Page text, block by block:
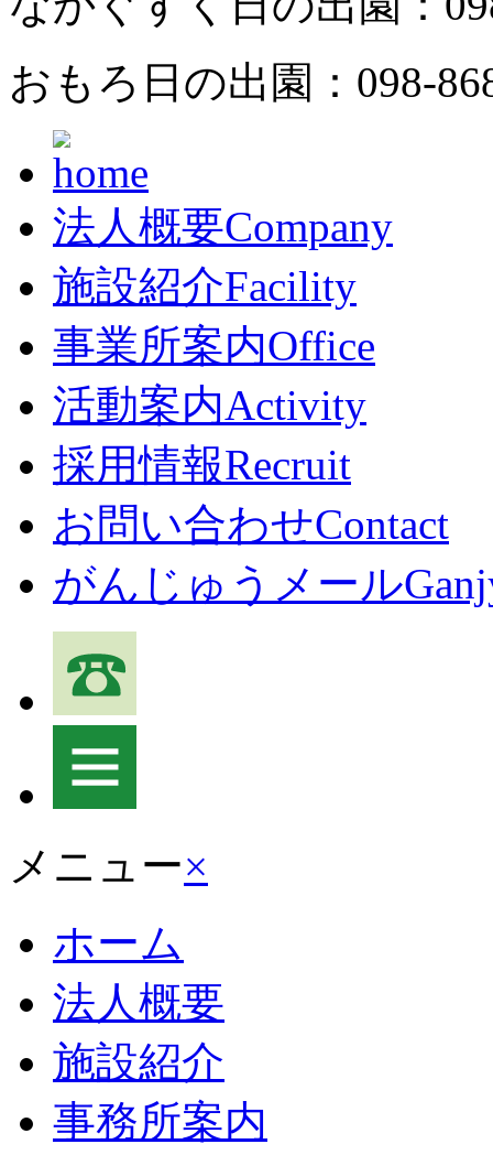
おもろ日の出園： 098-
法人概要Company
施設紹介Facility
事業所案内Office
活動案内Activity
採用情報Recruit
お問い合わせContact
がんじゅうメール
メニュー×
ホーム
法人概要
施設紹介
事務所案内